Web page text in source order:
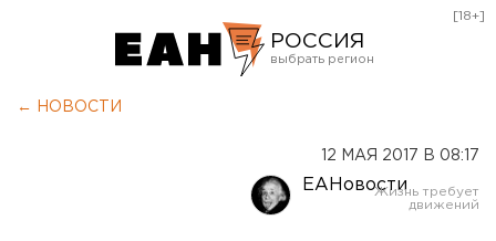
РОССИЯ
Оренбург
[18+]
← НОВОСТИ
12 МАЯ 2017 В 08:17
ЕАНовости